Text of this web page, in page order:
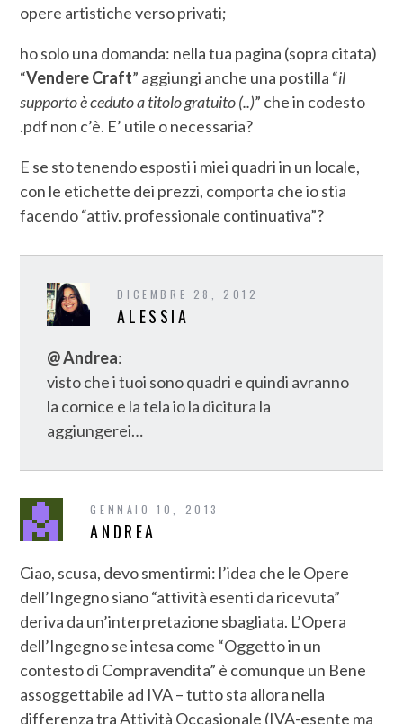
opere artistiche verso privati;
ho solo una domanda: nella tua pagina (sopra citata)
“Vendere Craft” aggiungi anche una postilla “il
supporto è ceduto a titolo gratuito (..)” che in codesto
.pdf non c’è. E’ utile o necessaria?
E se sto tenendo esposti i miei quadri in un locale,
con le etichette dei prezzi, comporta che io stia
facendo “attiv. professionale continuativa”?
DICEMBRE 28, 2012
ALESSIA
@ Andrea:
visto che i tuoi sono quadri e quindi avranno
la cornice e la tela io la dicitura la
aggiungerei…
GENNAIO 10, 2013
ANDREA
Ciao, scusa, devo smentirmi: l’idea che le Opere
dell’Ingegno siano “attività esenti da ricevuta”
deriva da un’interpretazione sbagliata. L’Opera
dell’Ingegno se intesa come “Oggetto in un
contesto di Compravendita” è comunque un Bene
assoggettabile ad IVA – tutto sta allora nella
differenza tra Attività Occasionale (IVA-esente ma